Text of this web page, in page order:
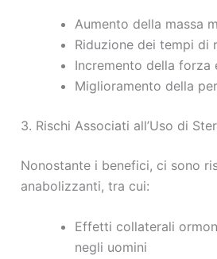
Aumento della massa
Riduzione dei tempi di
Incremento della forza
Miglioramento della
3. Rischi Associati all’Uso di
Nonostante i benefici, ci sono
anabolizzanti, tra cui:
Effetti collaterali
negli uomini